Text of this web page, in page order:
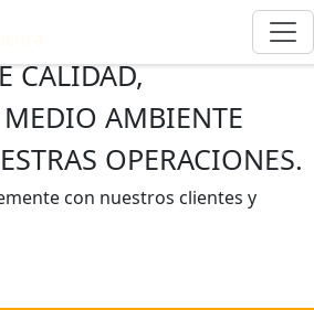
CALIDAD,
AMBIENTE
OPERACIONES.
con nuestros clientes y
Next